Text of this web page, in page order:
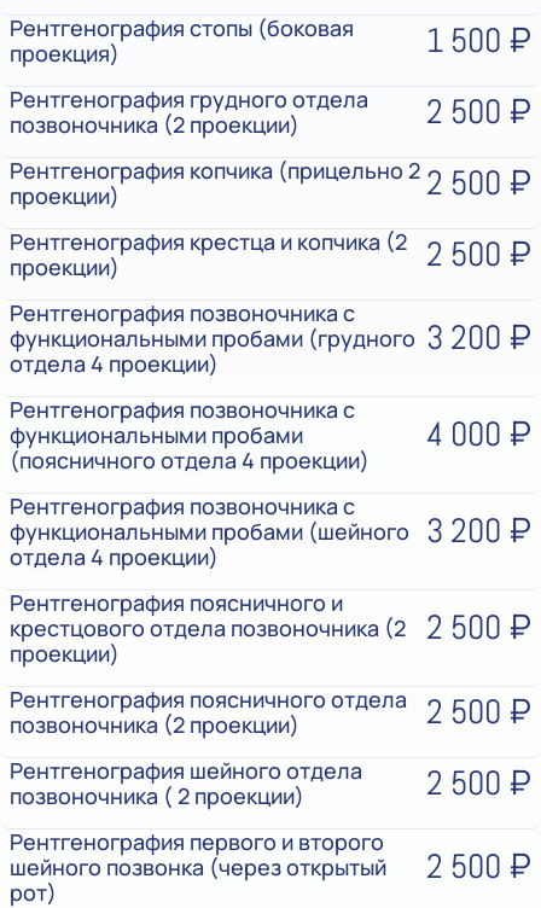
Рентгенография стопы (боковая
проекция)
1 500 ₽
Рентгенография грудного отдела
позвоночника (2 проекции)
2 500 ₽
Рентгенография копчика (прицельно 2
проекции)
2 500 ₽
Рентгенография крестца и копчика (2
проекции)
2 500 ₽
Рентгенография позвоночника с
функциональными пробами (грудного
отдела 4 проекции)
3 200 ₽
Рентгенография позвоночника с
функциональными пробами
(поясничного отдела 4 проекции)
4 000 ₽
Рентгенография позвоночника с
функциональными пробами (шейного
отдела 4 проекции)
3 200 ₽
Рентгенография поясничного и
крестцового отдела позвоночника (2
проекции)
2 500 ₽
Рентгенография поясничного отдела
позвоночника (2 проекции)
2 500 ₽
Рентгенография шейного отдела
позвоночника ( 2 проекции)
2 500 ₽
Рентгенография первого и второго
шейного позвонка (через открытый
рот)
2 500 ₽